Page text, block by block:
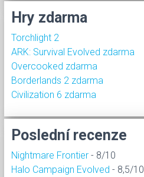
Hry zdarma
Torchlight 2
ARK: Survival Evolved zdarma
Overcooked zdarma
Borderlands 2 zdarma
Civilization 6 zdarma
Poslední recenze
Nightmare Frontier - 8/10
Halo Campaign Evolved - 8,5/10